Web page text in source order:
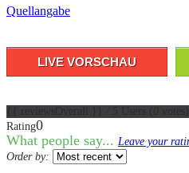
Quellangabe
LIVE VORSCHAU
Rating0
What people say... Leave your
Order by: